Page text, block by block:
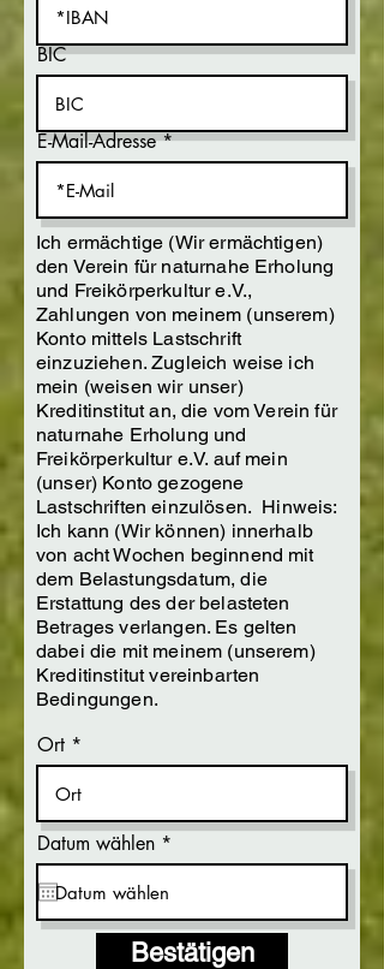
BIC
E-Mail-Adresse
Ich ermächtige (Wir ermächtigen)
den Verein für naturnahe Erholung
und Freikörperkultur e.V.,
Zahlungen von meinem (unserem)
Konto mittels Lastschrift
einzuziehen. Zugleich weise ich
mein (weisen wir unser)
Kreditinstitut an, die vom Verein für
naturnahe Erholung und
Freikörperkultur e.V. auf mein
(unser) Konto gezogene
Lastschriften einzulösen. Hinweis:
Ich kann (Wir können) innerhalb
von acht Wochen beginnend mit
dem Belastungsdatum, die
Erstattung des der belasteten
Betrages verlangen. Es gelten
dabei die mit meinem (unserem)
Kreditinstitut vereinbarten
Bedingungen.
Ort
Datum wählen *
e
i
r
e
Bestätigen